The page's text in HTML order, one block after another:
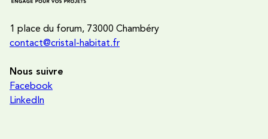
1 place du forum, 73000 Chambéry
contact@cristal-habitat.fr
Nous suivre
Facebook
LinkedIn